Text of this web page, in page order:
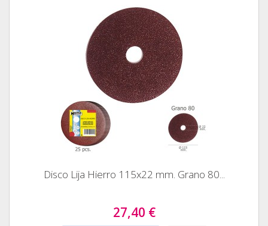
Disco Lija Hierro 115x22 mm. Grano 80...
27,40 €